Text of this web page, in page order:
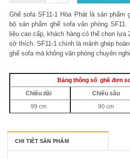
Ghế sofa SF11-1 Hòa Phát là sản phẩm
bộ sản phẩm ghế sofa văn phòng
liệu cao cấp, khách hàng có thể chọn lựa
sở thích. SF11-1 chính là mảnh ghép
ghế sofa mà không văn phòng chuyên
Bảng thông số ghế đơn
Chiều dài Chiều sâu
99 cm 90 cm
CHI TIẾT SẢN PHẨM